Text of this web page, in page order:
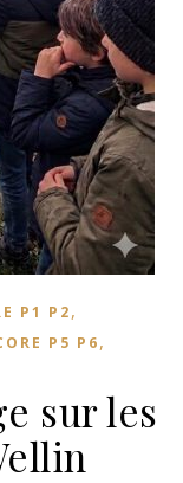
P1 P2,
P5 P6,
sur les